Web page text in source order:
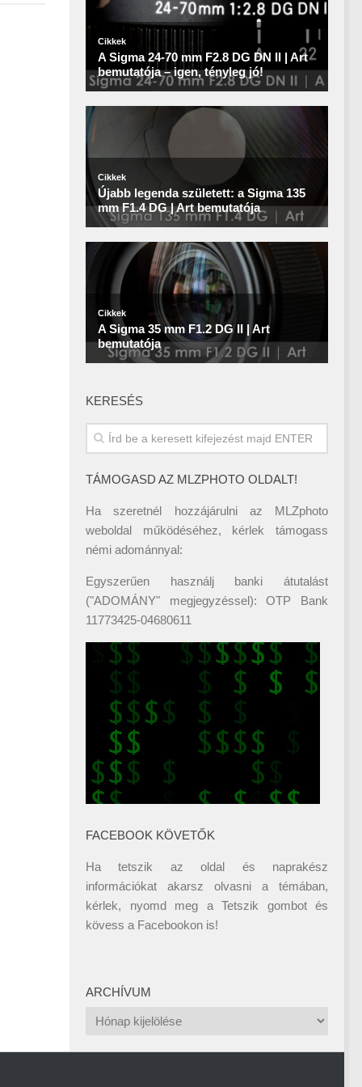
KERESÉS
TÁMOGASD AZ MLZPHOTO OLDALT!
Ha szeretnél hozzájárulni az MLZphoto
weboldal működéséhez, kérlek támogass
némi adománnyal:
Egyszerűen használj banki átutalást
("ADOMÁNY" megjegyzéssel): OTP Bank
11773425-04680611
FACEBOOK KÖVETŐK
Ha tetszik az oldal és naprakész
információkat akarsz olvasni a témában,
kérlek, nyomd meg a Tetszik gombot és
kövess a Facebookon is!
ARCHÍVUM
Archívum